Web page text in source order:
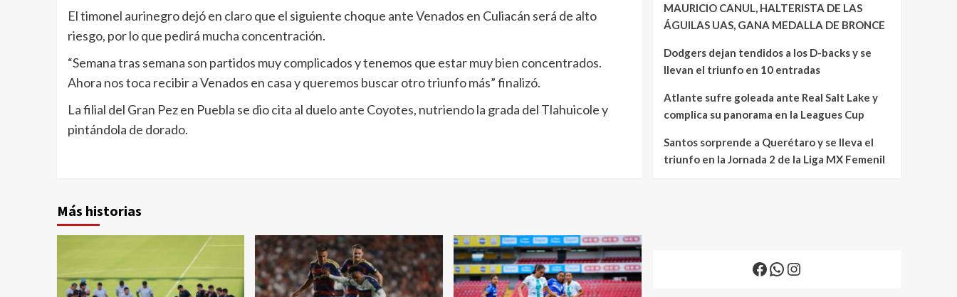
El timonel aurinegro dejó en claro que el siguiente choque ante Venados en Culiacán será de alto
riesgo, por lo que pedirá mucha concentración.
“Semana tras semana son partidos muy complicados y tenemos que estar muy bien concentrados.
Ahora nos toca recibir a Venados en casa y queremos buscar otro triunfo más” finalizó.
La filial del Gran Pez en Puebla se dio cita al duelo ante Coyotes, nutriendo la grada del Tlahuicole y
pintándola de dorado.
Más historias
MAURICIO CANUL, HALTERISTA DE LAS
ÁGUILAS UAS, GANA MEDALLA DE BRONCE
Dodgers dejan tendidos a los D-backs y se
llevan el triunfo en 10 entradas
Atlante sufre goleada ante Real Salt Lake y
complica su panorama en la Leagues Cup
Santos sorprende a Querétaro y se lleva el
triunfo en la Jornada 2 de la Liga MX Femenil
Facebook
WhatsApp
Instagram